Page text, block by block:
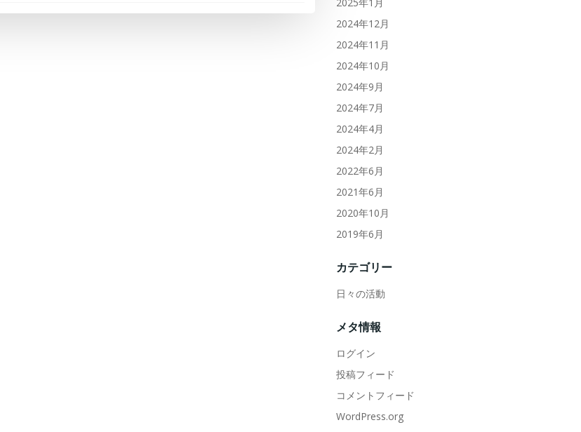
navigation
2024年12月
2024年11月
2024年10月
2024年9月
2024年7月
2024年4月
2024年2月
2022年6月
2021年6月
2020年10月
2019年6月
カテゴリー
日々の活動
メタ情報
ログイン
投稿フィード
コメントフィード
WordPress.org